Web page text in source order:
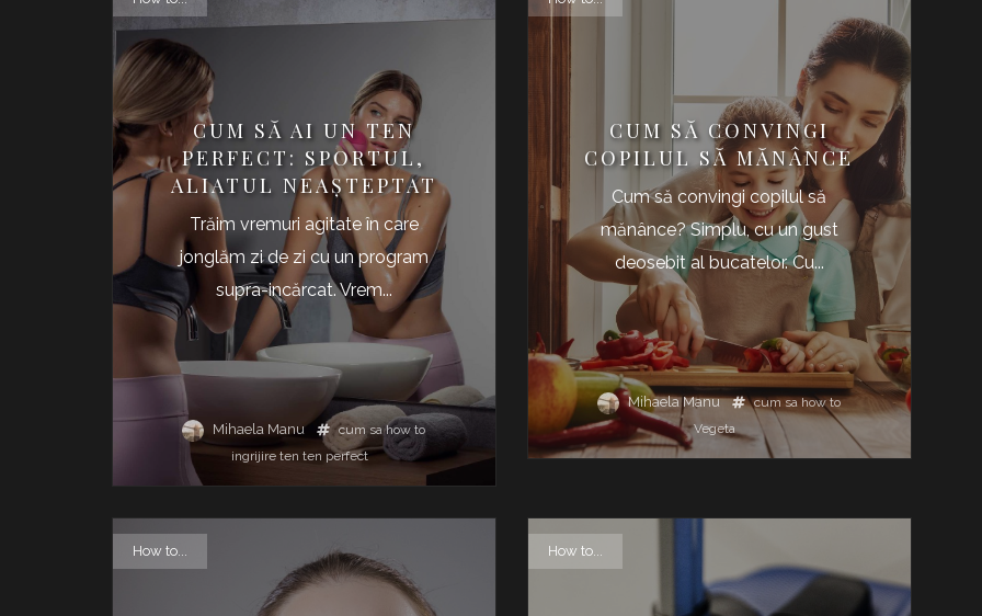
CUM SĂ AI UN TEN
PERFECT: SPORTUL,
ALIATUL NEAȘTEPTAT
Trăim vremuri agitate în care
jonglăm zi de zi cu un program
supra-incărcat. Vrem...
Mihaela Manu cum sa how to
ingrijire ten ten perfect
CUM SĂ CONVINGI
COPILUL SĂ MĂNÂNCE
Cum să convingi copilul să
mănânce? Simplu, cu un gust
deosebit al bucatelor. Cu...
Mihaela Manu cum sa how to
Vegeta
How to... How to...